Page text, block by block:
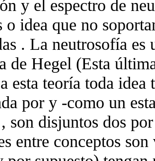
y el espectro de
o idea que no
. La neutrosofía es
de Hegel (Esta
esta teoría toda
por y -como un
son disjuntos dos
entre conceptos